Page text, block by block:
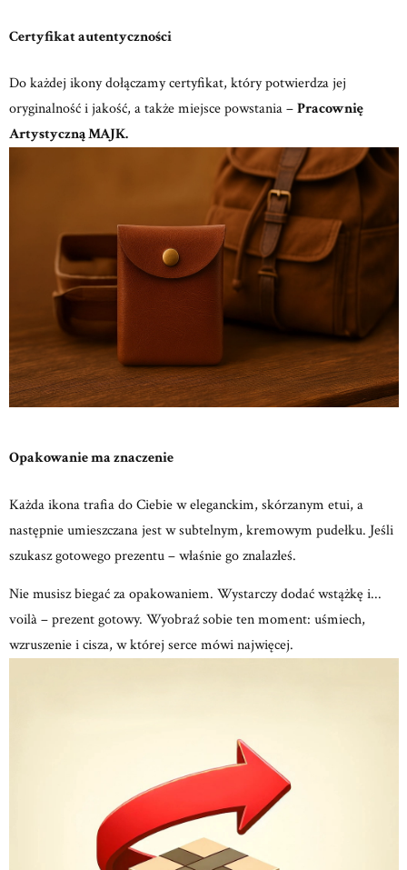
Certyfikat autentyczności
Do każdej ikony dołączamy certyfikat, który potwierdza jej
oryginalność i jakość, a także miejsce powstania –Pracownię
Artystyczną MAJK.
Opakowanie ma znaczenie
Każda ikona trafia do Ciebie w eleganckim, skórzanym etui, a
następnie umieszczana jest w subtelnym, kremowym pudełku. Jeśli
szukasz gotowego prezentu – właśnie go znalazłeś.
Nie musisz biegać za opakowaniem. Wystarczy dodać wstążkę i...
voilà – prezent gotowy. Wyobraź sobie ten moment: uśmiech,
wzruszeniei cisza, w której serce mówi najwięcej.